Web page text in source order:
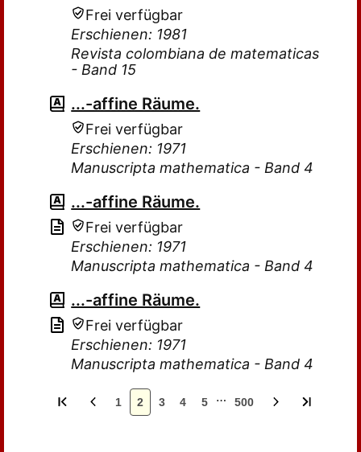
Frei verfügbar
Erschienen: 1981
Revista colombiana de matematicas
- Band 15
...-affine Räume.
Frei verfügbar
Erschienen: 1971
Manuscripta mathematica - Band 4
...-affine Räume.
Frei verfügbar
Erschienen: 1971
Manuscripta mathematica - Band 4
...-affine Räume.
Frei verfügbar
Erschienen: 1971
Manuscripta mathematica - Band 4
1 2 3 4 5 … 500